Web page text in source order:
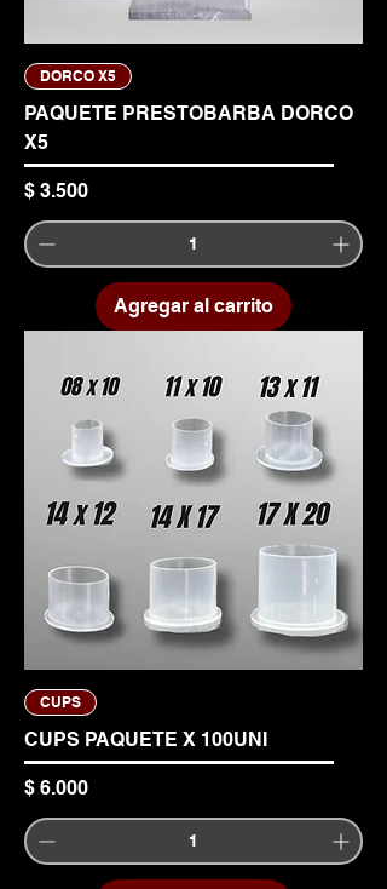
DORCO X5
PAQUETE PRESTOBARBA DORCO
X5
Precio
$ 3.500
Agregar al carrito
CUPS
CUPS PAQUETE X 100UNI
Precio
$ 6.000